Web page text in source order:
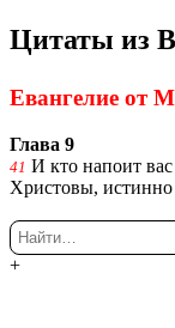
Ки́рие
Ци­та­ты из
Еван­ге­лие от
Глава 9
41 И кто на­по­ит
Хри­сто­вы, ис­тин­но
+